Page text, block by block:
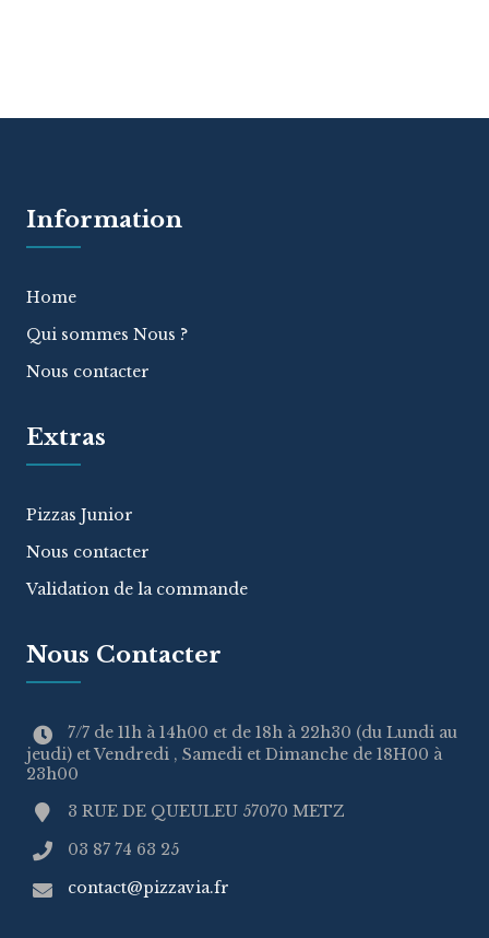
Information
Home
Qui sommes Nous ?
Nous contacter
Extras
Pizzas Junior
Nous contacter
Validation de la commande
Nous Contacter
7/7 de 11h à 14h00 et de 18h à 22h30 (du Lundi au
jeudi) et Vendredi , Samedi et Dimanche de 18H00 à
23h00
3 RUE DE QUEULEU 57070 METZ
03 87 74 63 25
contact@pizzavia.fr